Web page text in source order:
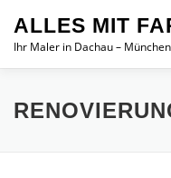
Inhalt
springen
ALLES MIT
Ihr Maler in Dachau –
STARTSEITE